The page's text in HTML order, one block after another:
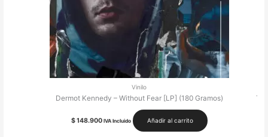
Vinilo
Dermot Kennedy – Without Fear [LP] (180 Gramos)
$148.900 IVA Incluido Añadir al carrito